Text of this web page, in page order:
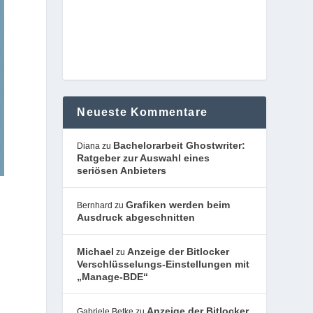
Neueste Kommentare
Diana zu Bachelorarbeit Ghostwriter:
Ratgeber zur Auswahl eines
seriösen Anbieters
Bernhard zuGrafiken werden beim
Ausdruck abgeschnitten
Michael zuAnzeige der Bitlocker
Verschlüsselungs-Einstellungen mit
„Manage-BDE“